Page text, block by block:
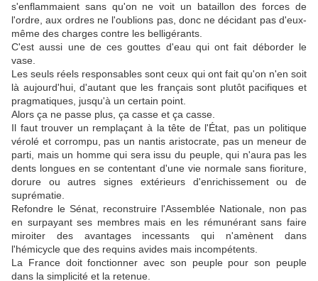
s'enflammaient sans qu'on ne voit un bataillon des forces de
l'ordre, aux ordres ne l'oublions pas, donc ne décidant pas d'eux-
même des charges contre les belligérants.
C'est aussi une de ces gouttes d'eau qui ont fait déborder le
vase.
Les seuls réels responsables sont ceux qui ont fait qu'on n'en soit
là aujourd'hui, d'autant que les français sont plutôt pacifiques et
pragmatiques, jusqu'à un certain point.
Alors ça ne passe plus, ça casse et ça casse.
Il faut trouver un remplaçant à la tête de l'État, pas un politique
vérolé et corrompu, pas un nantis aristocrate, pas un meneur de
parti, mais un homme qui sera issu du peuple, qui n'aura pas les
dents longues en se contentant d'une vie normale sans fioriture,
dorure ou autres signes extérieurs d'enrichissement ou de
suprématie.
Refondre le Sénat, reconstruire l'Assemblée Nationale, non pas
en surpayant ses membres mais en les rémunérant sans faire
miroiter des avantages incessants qui n'amènent dans
l'hémicycle que des requins avides mais incompétents.
La France doit fonctionner avec son peuple pour son peuple
dans la simplicité et la retenue.